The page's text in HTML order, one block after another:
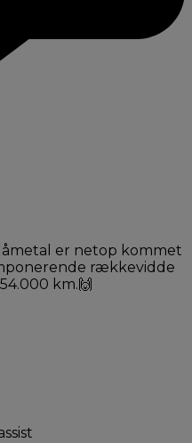
er netop kommet
rækkevidde
km.🙌